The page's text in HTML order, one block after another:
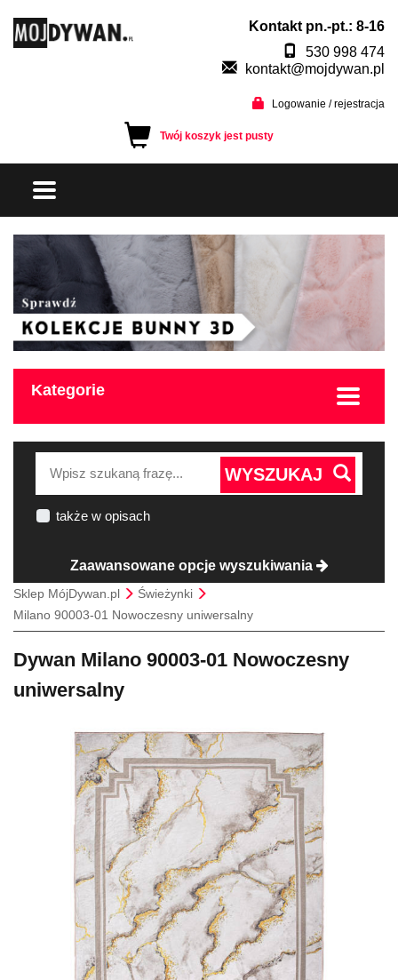
Kontakt pn.-pt.: 8-16
530 998 474
kontakt@mojdywan.pl
Logowanie / rejestracja
Twój koszyk jest pusty
Kategorie
WYSZUKAJ
także w opisach
Zaawansowane opcje wyszukiwania
Sklep MójDywan.pl
Świeżynki
Milano 90003-01 Nowoczesny uniwersalny
Dywan Milano 90003-01 Nowoczesny
uniwersalny